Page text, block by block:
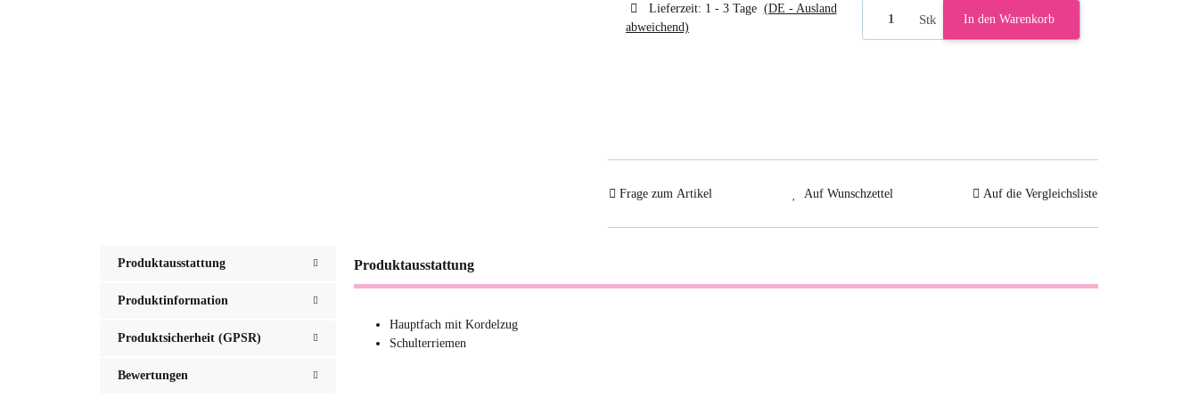
Lieferzeit: 1 - 3 Tage (DE - Ausland
abweichend)
Stk In den Warenkorb
Frage zum Artikel Auf Wunschzettel Auf die Vergleichsliste
Produktausstattung
Produktinformation
Produktsicherheit (GPSR)
Bewertungen
Produktausstattung
Hauptfach mit Kordelzug
Schulterriemen